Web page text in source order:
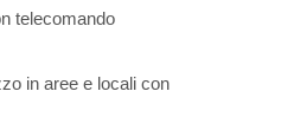
telecomando
in aree e locali con